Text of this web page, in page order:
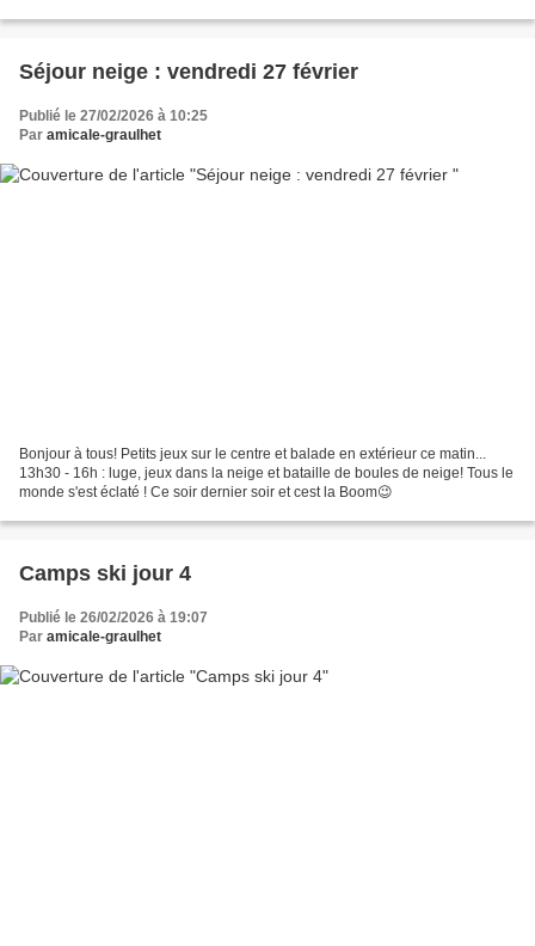
Séjour neige : vendredi 27 février
Publié le 27/02/2026 à 10:25
Par amicale-graulhet
Bonjour à tous! Petits jeux sur le centre et balade en extérieur ce matin...
13h30 - 16h : luge, jeux dans la neige et bataille de boules de neige! Tous le
monde s'est éclaté ! Ce soir dernier soir et cest la Boom😉
Camps ski jour 4
Publié le 26/02/2026 à 19:07
Par amicale-graulhet